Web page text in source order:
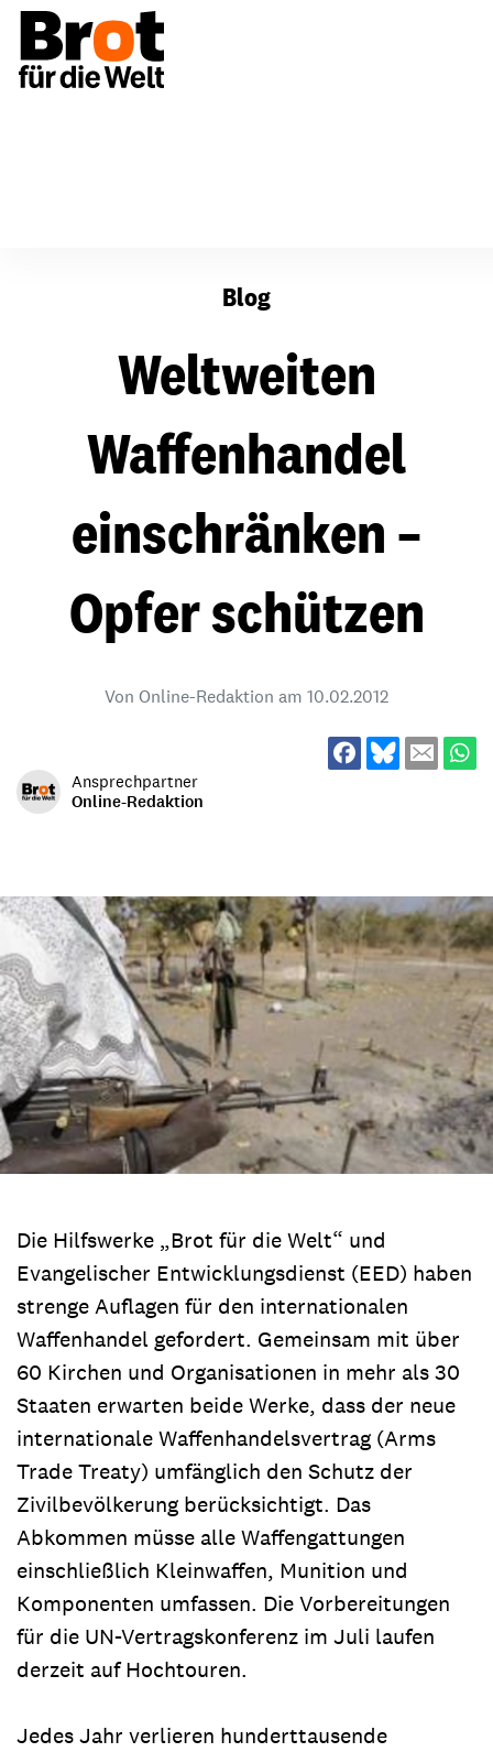
Blog
Weltweiten
Waffenhandel
einschränken –
Opfer schützen
Von Online-Redaktion am 10.02.2012
Ansprechpartner
Online-Redaktion
Die Hilfswerke „Brot für die Welt“ und
Evangelischer Entwicklungsdienst (EED) haben
strenge Auflagen für den internationalen
Waffenhandel gefordert. Gemeinsam mit über
60 Kirchen und Organisationen in mehr als 30
Staaten erwarten beide Werke, dass der neue
internationale Waffenhandelsvertrag (Arms
Trade Treaty) umfänglich den Schutz der
Zivilbevölkerung berücksichtigt. Das
Abkommen müsse alle Waffengattungen
einschließlich Kleinwaffen, Munition und
Komponenten umfassen. Die Vorbereitungen
für die UN-Vertragskonferenz im Juli laufen
derzeit auf Hochtouren.
Jedes Jahr verlieren hunderttausende